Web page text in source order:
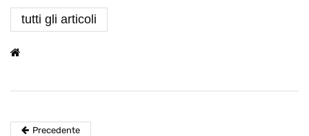
tutti gli articoli
Precedente